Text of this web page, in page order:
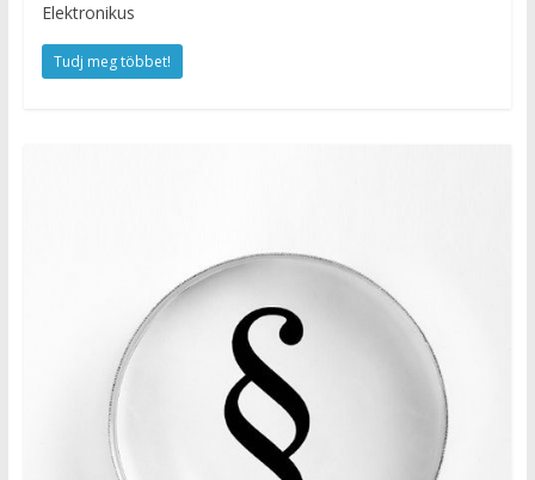
Elektronikus
Tudj meg többet!